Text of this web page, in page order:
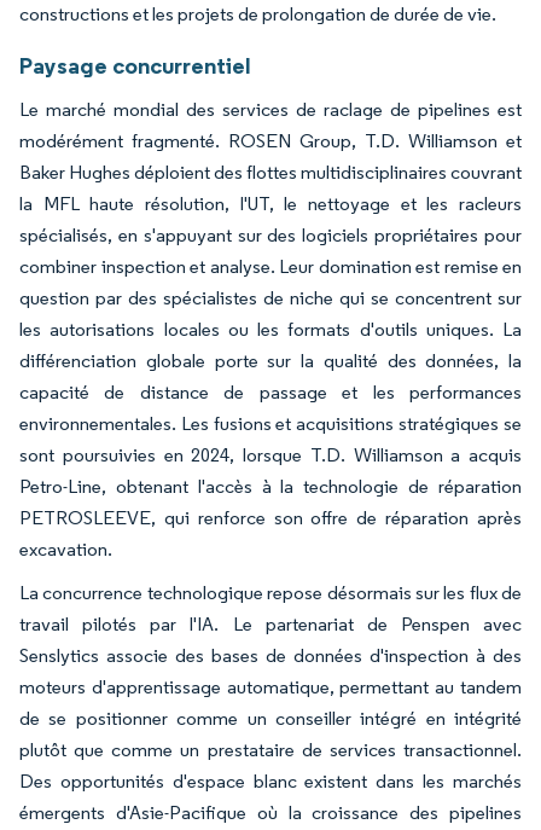
constructions et les projets de prolongation de durée de vie.
Paysage concurrentiel
Le marché mondial des services de raclage de pipelines est
modérément fragmenté. ROSEN Group, T.D. Williamson et
Baker Hughes déploient des flottes multidisciplinaires couvrant
la MFL haute résolution, l'UT, le nettoyage et les racleurs
spécialisés, en s'appuyant sur des logiciels propriétaires pour
combiner inspection et analyse. Leur domination est remise en
question par des spécialistes de niche qui se concentrent sur
les autorisations locales ou les formats d'outils uniques. La
différenciation globale porte sur la qualité des données, la
capacité de distance de passage et les performances
environnementales. Les fusions et acquisitions stratégiques se
sont poursuivies en 2024, lorsque T.D. Williamson a acquis
Petro-Line, obtenant l'accès à la technologie de réparation
PETROSLEEVE, qui renforce son offre de réparation après
excavation.
La concurrence technologique repose désormais sur les flux de
travail pilotés par l'IA. Le partenariat de Penspen avec
Senslytics associe des bases de données d'inspection à des
moteurs d'apprentissage automatique, permettant au tandem
de se positionner comme un conseiller intégré en intégrité
plutôt que comme un prestataire de services transactionnel.
Des opportunités d'espace blanc existent dans les marchés
émergents d'Asie-Pacifique où la croissance des pipelines